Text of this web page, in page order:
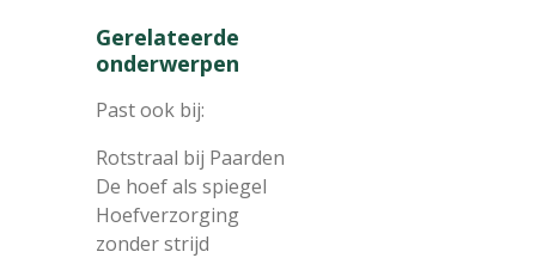
Gerelateerde
onderwerpen
Past ook bij:
Rotstraal bij Paarden
De hoef als spiegel
Hoefverzorging
zonder strijd